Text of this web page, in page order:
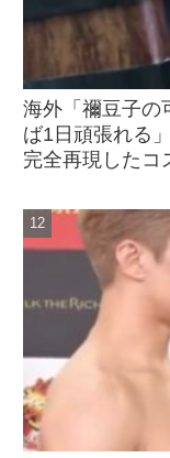
海外「禰󠄀豆子の
ば1日頑張れる
完全再現したコ